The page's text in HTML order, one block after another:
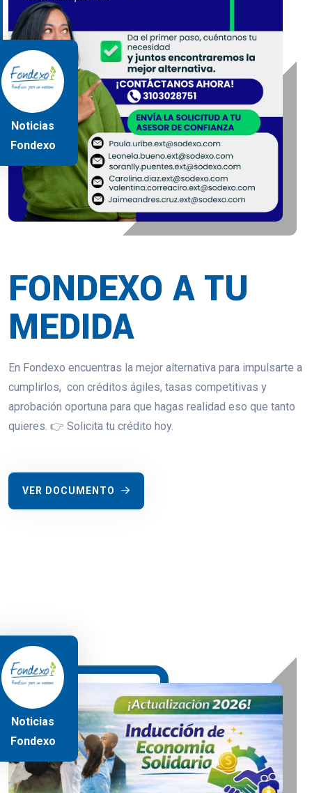
Noticias
Fondexo
FONDEXO A TU
MEDIDA
En Fondexo encuentras la mejor alternativa para impulsarte a
cumplirlos, con créditos ágiles, tasas competitivas y
aprobación oportuna para que hagas realidad eso que tanto
quieres. 👉 Solicita tu crédito hoy.
VER DOCUMENTO
Noticias
Fondexo